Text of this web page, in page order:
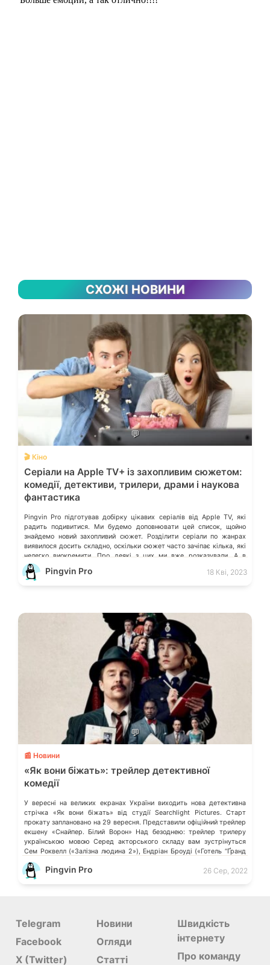
СХОЖІ НОВИНИ
💬
🎬 Кіно
Серіали на Apple TV+ із захопливим сюжетом:
комедії, детективи, трилери, драми і наукова
фантастика
Pingvin Pro підготував добірку цікавих серіалів від Apple TV, які
радить подивитися. Ми будемо доповнювати цей список, щойно
знайдемо новий захопливий сюжет. Розділити серіали по жанрах
виявилося досить складно, оскільки сюжет часто зачіпає кілька, які
нелегко виокремити. Про деякі з цих ми вже розказували. А в
коментарях можете порадити ті серіали, які вразили Вас, і […]
Pingvin Pro 18 Кві, 2023
💬
📰 Новини
«Як вони біжать»: трейлер детективної
комедії
У вересні на великих екранах України виходить нова детективна
стрічка «Як вони біжать» від студії Searchlight Pictures. Старт
прокату заплановано на 29 вересня. Представили офіційний трейлер
екшену «Снайпер. Білий Ворон» Над безоднею: трейлер трилеру
українською мовою Серед акторського складу вам зустрінуться
Сем Роквелл («Залізна людина 2»), Ендріан Броуді («Готель “Ґранд
Будапешт”»), Сірша Ронан («Маленькі жінки»), […]
Pingvin Pro 26 Сер, 2022
Telegram
Facebook
X (Twitter)
Новини
Огляди
Статті
Швидкість
інтернету
Про команду